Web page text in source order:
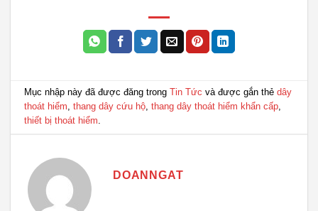
Mục nhập này đã được đăng trongTin Tức và được gắn thẻdây
thoát hiểm ,thang dây cứu hộ ,thang dây thoát hiểm khẩn cấp
thiết bị thoát hiểm
DOANNGAT